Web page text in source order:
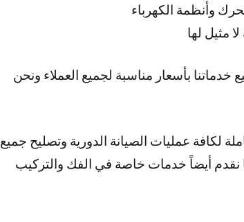
وأنظمة الكهرباء
مثيل لها
بأسعار مناسبة لجميع العملاء ونحن
لكافة عمليات الصيانة الدورية وتصليح جميع
نقدم أيضاً خدمات خاصة في الفك والتركيب